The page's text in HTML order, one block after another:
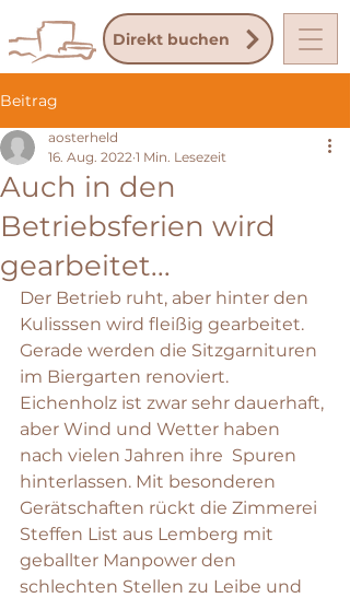
Direkt buchen
Beitrag
Auch in den
Betriebsferien wird
gearbeitet...
aosterheld
16. Aug. 2022 1 Min. Lesezeit
Der Betrieb ruht, aber hinter den
Kulisssen wird fleißig gearbeitet.
Gerade werden die Sitzgarnituren
im Biergarten renoviert.
Eichenholz ist zwar sehr dauerhaft,
aber Wind und Wetter haben
nach vielen Jahren ihre  Spuren
hinterlassen. Mit besonderen
Gerätschaften rückt die Zimmerei
Steffen List aus Lemberg mit
geballter Manpower den
schlechten Stellen zu Leibe und